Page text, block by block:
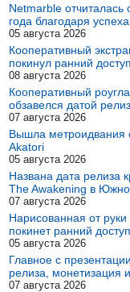
Netmarble отчиталась
года благодаря
05 августа 2026
Кооперативный
покинул ранний доступ
08 августа 2026
Кооперативный
обзавелся датой
07 августа 2026
Вышла метроидвания
Akatori
05 августа 2026
Названа дата релиза
The Awakening в
07 августа 2026
Нарисованная от
покинет ранний
05 августа 2026
Главное с
релиза, монетизация
07 августа 2026